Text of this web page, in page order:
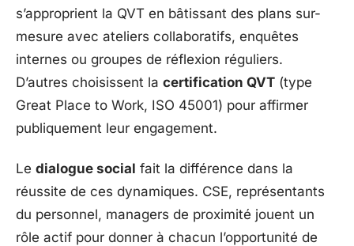
s’approprient la QVT en bâtissant des plans sur-
mesure avec ateliers collaboratifs, enquêtes
internes ou groupes de réflexion réguliers.
D’autres choisissent la certification QVT (type
Great Place to Work, ISO 45001) pour affirmer
publiquement leur engagement.
Le dialogue social fait la différence dans la
réussite de ces dynamiques. CSE, représentants
du personnel, managers de proximité jouent un
rôle actif pour donner à chacun l’opportunité de